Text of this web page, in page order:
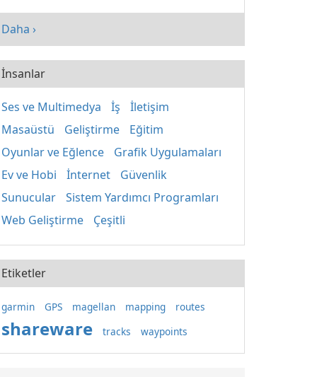
Daha ›
İnsanlar
Ses ve Multimedya İş
İletişim
Masaüstü
Geliştirme
Eğitim
Oyunlar ve Eğlence
Grafik Uygulamaları
Ev ve Hobi
İnternet
Güvenlik
Sunucular
Sistem Yardımcı Programları
Web Geliştirme
Çeşitli
Etiketler
garmin GPS magellan mapping routes
shareware tracks waypoints